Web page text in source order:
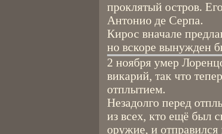
проклятый остров.
Антонио де Серпа.
Кирос вначале
но вскоре вынужден
2 ноября умер
викарий, так что
отплытием.
Незадолго перед
из всех, кто ещё был
оружие, и